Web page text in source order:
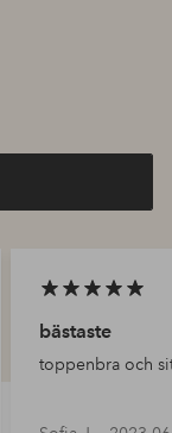
bästaste
toppenbra och